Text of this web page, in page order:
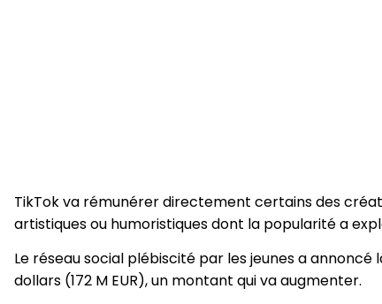
TikTok va rémunérer directement certains des
artistiques ou humoristiques dont la popularité a
Le réseau social plébiscité par les jeunes a
dollars (172 M EUR), un montant qui va augmenter.